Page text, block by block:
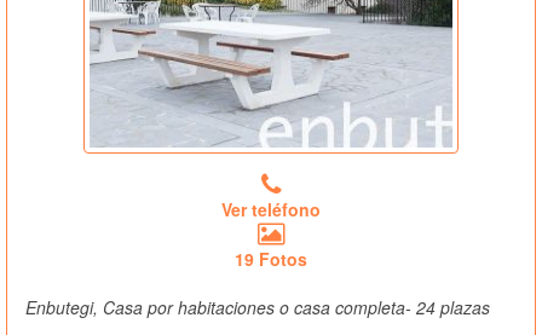
Ver teléfono
19 Fotos
Enbutegi, Casa por habitaciones o casa completa- 24 plazas